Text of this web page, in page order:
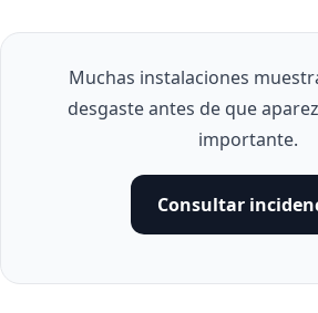
Muchas instalaciones
desgaste antes de que
importante.
Consultar